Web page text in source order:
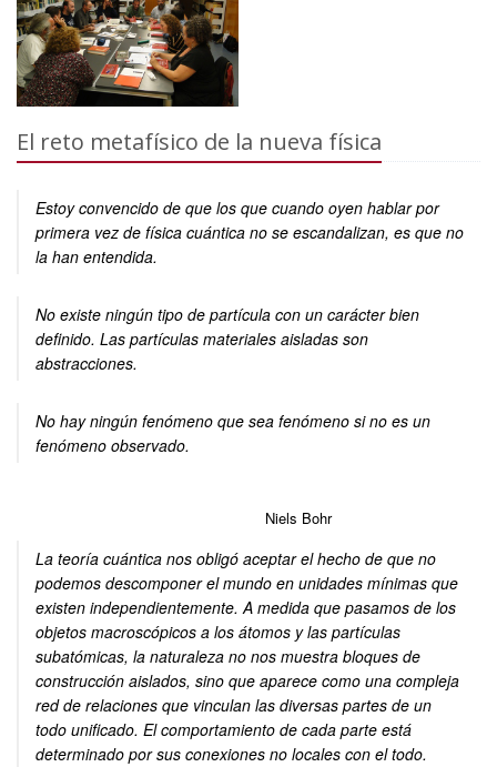
El reto metafísico de la nueva física
Estoy convencido de que los que cuando oyen hablar por
primera vez de física cuántica no se escandalizan, es que no
la han entendida.
No existe ningún tipo de partícula con un carácter bien
definido. Las partículas materiales aisladas son
abstracciones.
No hay ningún fenómeno que sea fenómeno si no es un
fenómeno observado.
Niels Bohr
La teoría cuántica nos obligó aceptar el hecho de que no
podemos descomponer el mundo en unidades mínimas que
existen independientemente. A medida que pasamos de los
objetos macroscópicos a los átomos y las partículas
subatómicas, la naturaleza no nos muestra bloques de
construcción aislados, sino que aparece como una compleja
red de relaciones que vinculan las diversas partes de un
todo unificado. El comportamiento de cada parte está
determinado por sus conexiones no locales con el todo.